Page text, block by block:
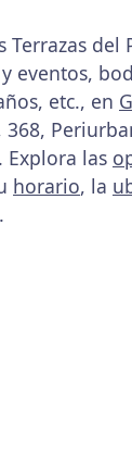
Terrazas del
eventos,
etc., en
368,
Explora las
horario, la